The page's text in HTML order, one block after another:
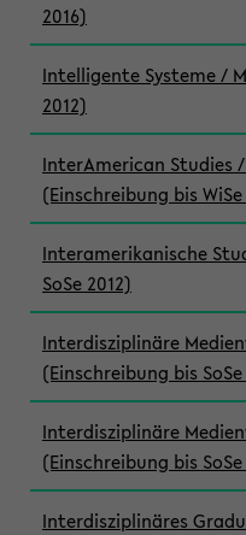
2016)
Intelligente Systeme /
2012)
InterAmerican Studies
(Einschreibung bis WiSe
Interamerikanische
SoSe 2012)
Interdisziplinäre
(Einschreibung bis
Interdisziplinäre
(Einschreibung bis SoSe
Interdisziplinäres